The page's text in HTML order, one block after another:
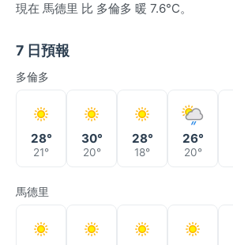
現在 馬德里 比 多倫多 暖 7.6°C。
7 日預報
多倫多
28°
21°
30°
20°
28°
18°
26°
20°
馬德里